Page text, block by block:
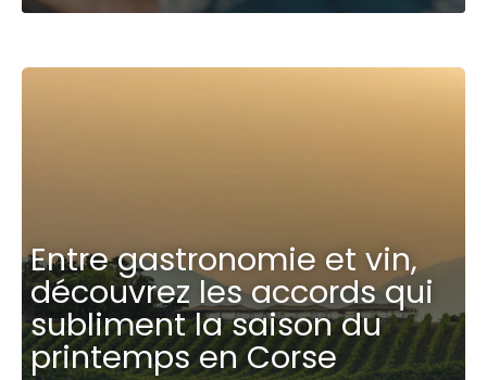
Entre gastronomie et vin,
découvrez les accords qui
subliment la saison du
printemps en Corse